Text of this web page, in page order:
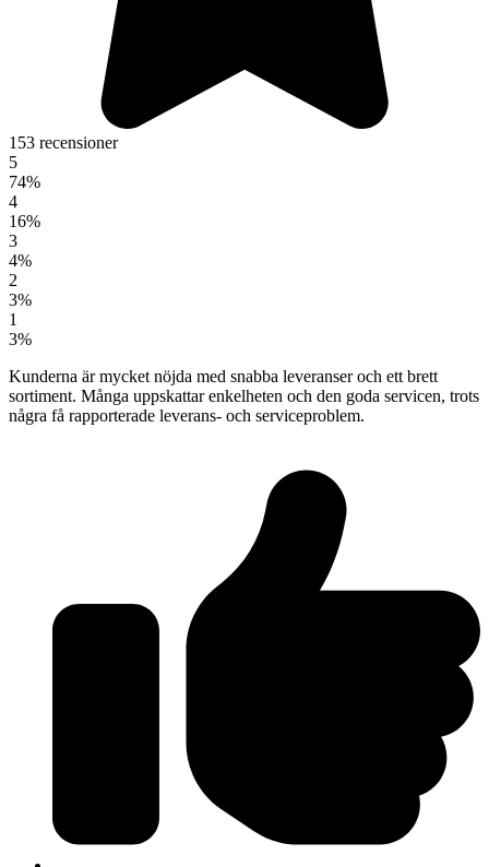
153 recensioner
5
74%
4
16%
3
4%
2
3%
1
3%
Kunderna är mycket nöjda med snabba leveranser och ett brett
sortiment. Många uppskattar enkelheten och den goda servicen, trots
några få rapporterade leverans- och serviceproblem.